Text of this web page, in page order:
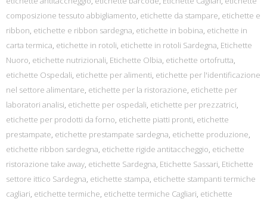
composizione tessuto abbigliamento, etichette da stampare, etichette e
ribbon, etichette e ribbon sardegna, etichette in bobina, etichette in
carta termica, etichette in rotoli, etichette in rotoli Sardegna, Etichette
Nuoro, etichette nutrizionali, Etichette Olbia, etichette ortofrutta,
etichette Ospedali, etichette per alimenti, etichette per l'identificazione
nel settore alimentare, etichette per la ristorazione, etichette per
laboratori analisi, etichette per ospedali, etichette per prezzatrici,
etichette per prodotti da forno, etichette piatti pronti, etichette
prestampate, etichette prestampate sardegna, etichette produzione,
etichette ribbon sardegna, etichette rigide antitaccheggio, etichette
ristorazione take away, etichette Sardegna, Etichette Sassari, Etichette
settore ittico Sardegna, etichette stampa, etichette stampanti termiche
cagliari, etichette termiche, etichette termiche Cagliari, etichette